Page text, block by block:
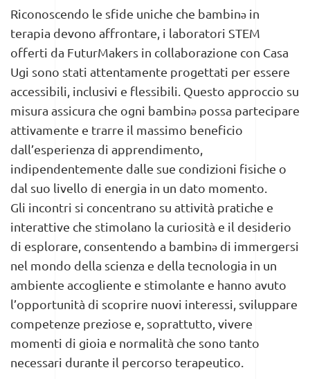
Riconoscendo le sfide uniche che bambinə in
terapia devono affrontare, i laboratori STEM
offerti da FuturMakers in collaborazione con Casa
Ugi sono stati attentamente progettati per essere
accessibili, inclusivi e flessibili. Questo approccio su
misura assicura che ogni bambinə possa partecipare
attivamente e trarre il massimo beneficio
dall’esperienza di apprendimento,
indipendentemente dalle sue condizioni fisiche o
dal suo livello di energia in un dato momento.
Gli incontri si concentrano su attività pratiche e
interattive che stimolano la curiosità e il desiderio
di esplorare, consentendo a bambinə di immergersi
nel mondo della scienza e della tecnologia in un
ambiente accogliente e stimolante e hanno avuto
l’opportunità di scoprire nuovi interessi, sviluppare
competenze preziose e, soprattutto, vivere
momenti di gioia e normalità che sono tanto
necessari durante il percorso terapeutico.